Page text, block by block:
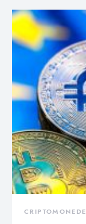
CRIPTOMONEDE